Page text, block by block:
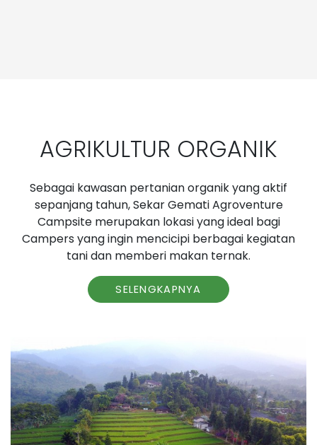
AGRIKULTUR ORGANIK
Sebagai kawasan pertanian organik yang aktif
sepanjang tahun, Sekar Gemati Agroventure
Campsite merupakan lokasi yang ideal bagi
Campers yang ingin mencicipi berbagai kegiatan
tani dan memberi makan ternak.
SELENGKAPNYA